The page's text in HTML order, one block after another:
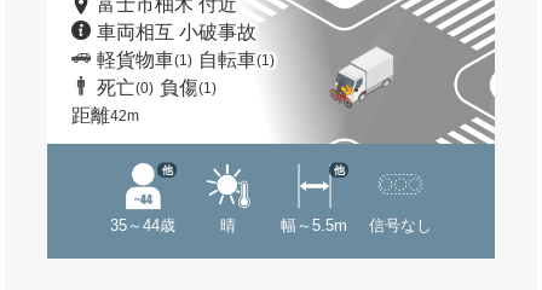
富士市柚木 付近
車両相互 小破事故
軽貨物車(1) 自転車(1)
死亡(0) 負傷(1)
距離42m
35～44歳
他
晴 幅～5.5m
他
信号なし